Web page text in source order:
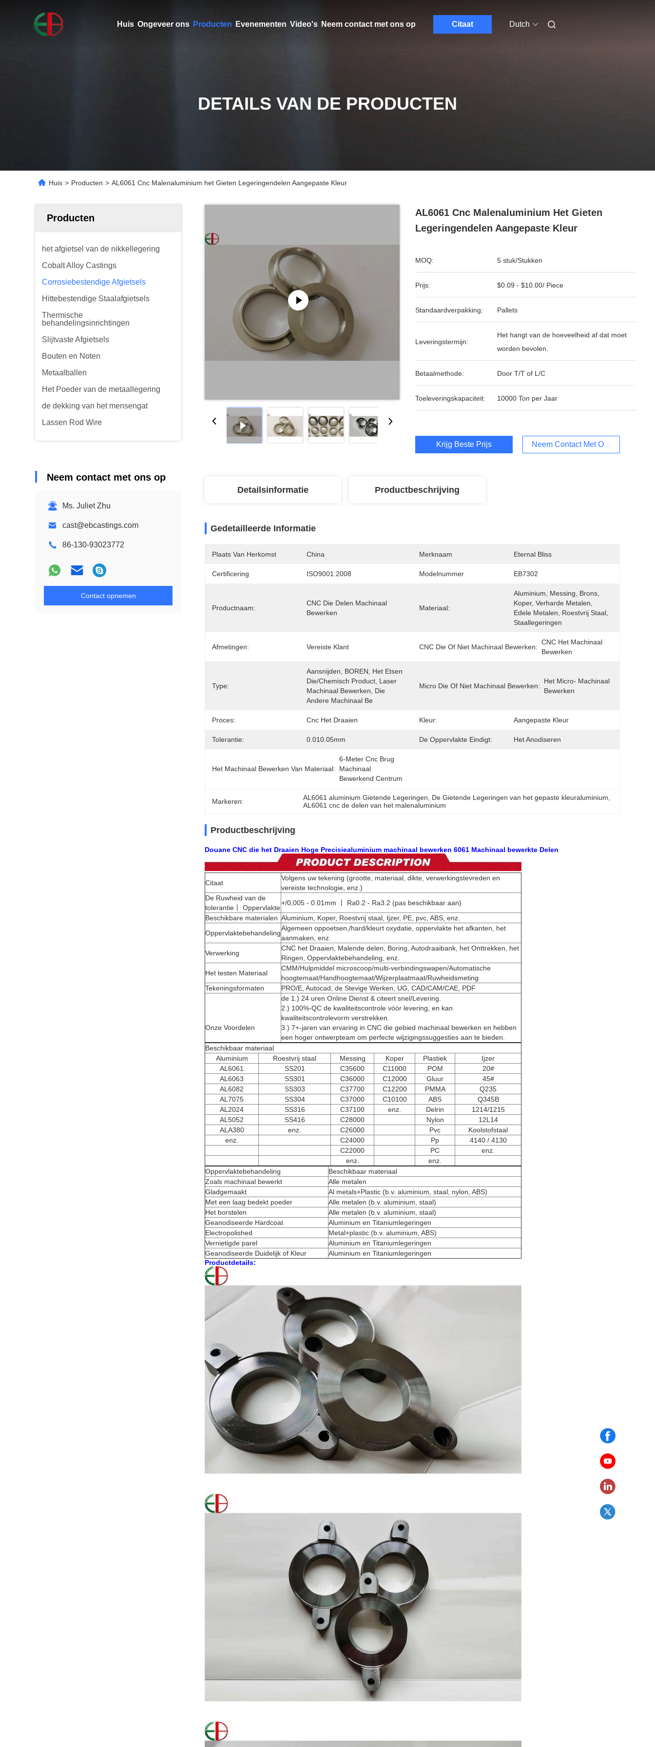
Huis Ongeveer ons Producten Evenementen Video's Neem contact met ons op Citaat Dutch
DETAILS VAN DE PRODUCTEN
Huis > Producten > AL6061 Cnc Malenaluminium het Gieten Legeringendelen Aangepaste Kleur
Producten
het afgietsel van de nikkellegering
Cobalt Alloy Castings
Corrosiebestendige Afgietsels
Hittebestendige Staalafgietsels
Thermische
behandelingsinrichtingen
Slijtvaste Afgietsels
Bouten en Noten
Metaalballen
Het Poeder van de metaallegering
de dekking van het mensengat
Lassen Rod Wire
Neem contact met ons op
Ms. Juliet Zhu
cast@ebcastings.com
86-130-93023772
Contact opnemen
AL6061 Cnc Malenaluminium Het Gieten
Legeringendelen Aangepaste Kleur
MOQ: 5 stuk/Stukken
Prijs: $0.09 - $10.00/ Piece
Standaardverpakking: Pallets
Leveringstermijn:
Het hangt van de hoeveelheid af dat moet
worden bevolen.
Betaalmethode: Door T/T of L/C
Toeleveringskapaciteit: 10000 Ton per Jaar
Krijg Beste Prijs Neem Contact Met Ons Op
Detailsinformatie Productbeschrijving
Gedetailleerde Informatie
Plaats Van Herkomst China Merknaam Eternal Bliss
Certificering ISO9001:2008 Modelnummer EB7302
Productnaam:
CNC Die Delen Machinaal
Bewerken
Materiaal:
Aluminium, Messing, Brons,
Koper, Verharde Metalen,
Edele Metalen, Roestvrij Staal,
Staallegeringen
Afmetingen: Vereiste Klant CNC Die Of Niet Machinaal Bewerken:
CNC Het Machinaal
Bewerken
Type:
Aansnijden, BOREN, Het Etsen
Die/Chemisch Product, Laser
Machinaal Bewerken, Die
Andere Machinaal Be
Micro Die Of Niet Machinaal Bewerken:
Het Micro- Machinaal
Bewerken
Proces: Cnc Het Draaien Kleur: Aangepaste Kleur
Tolerantie: 0.010.05mm De Oppervlakte Eindigt: Het Anodiseren
Het Machinaal Bewerken Van Materiaal:
6-Meter Cnc Brug
Machinaal
Bewerkend Centrum
Markeren: AL6061 aluminium Gietende Legeringen De Gietende Legeringen van het gepaste kleuraluminium
AL6061 cnc de delen van het malenaluminium
Productbeschrijving
Douane CNC die het Draaien Hoge Precisiealuminium machinaal bewerken 6061 Machinaal bewerkte Delen
Citaat
Volgens uw tekening (grootte, materiaal, dikte, verwerkingstevreden en
vereiste technologie, enz.)
De Ruwheid van de
tolerantie丨 Oppervlakte
+/0,005 - 0.01mm 丨 Ra0.2 - Ra3.2 (pas beschikbaar aan)
Beschikbare materialen Aluminium, Koper, Roestvrij staal, Ijzer, PE, pvc, ABS, enz.
Oppervlaktebehandeling
Algemeen oppoetsen,/hard/kleurt oxydatie, oppervlakte het afkanten, het
aanmaken, enz.
Verwerking
CNC het Draaien, Malende delen, Boring, Autodraaibank, het Onttrekken, het
Ringen, Oppervlaktebehandeling, enz.
Het testen Materiaal
CMM/Hulpmiddel microscoop/multi-verbindingswapen/Automatische
hoogtemaat/Handhoogtemaat/Wijzerplaatmaat/Ruwheidsmeting
Tekeningsformaten
PRO/E, Autocad, de Stevige Werken, UG, CAD/CAM/CAE, PDF
Onze Voordelen
de 1.) 24 uren Online Dienst & citeert snel/Levering.
2.) 100%-QC de kwaliteitscontrole vóór levering, en kan
kwaliteitscontrolevorm verstrekken.
3.) 7+-jaren van ervaring in CNC die gebied machinaal bewerken en hebben
een hoger ontwerpteam om perfecte wijzigingssuggesties aan te bieden.
Beschikbaar materiaal
Aluminium
Roestvrij staal Messing Koper Plastiek
Ijzer
AL6061
SS201 C35600 C11000 POM
20#
AL6063
SS301 C36000 C12000 Gluur
45#
AL6082
SS303 C37700 C12200 PMMA
Q235
AL7075
SS304 C37000 C10100 ABS
Q345B
AL2024
SS316 C37100 enz. Delrin
1214/1215
AL5052
SS416 C28000 Nylon
12L14
ALA380
enz. C26000 Pvc
Koolstofstaal
enz.
C24000 Pp
4140 / 4130
C22000
PC
enz.
enz.
enz.
Oppervlaktebehandeling
Beschikbaar materiaal
Zoals machinaal bewerkt
Alle metalen
Gladgemaakt
Al metals+Plastic (b.v. aluminium, staal, nylon, ABS)
Met een laag bedekt poeder
Alle metalen (b.v. aluminium, staal)
Het borstelen
Alle metalen (b.v. aluminium, staal)
Geanodiseerde Hardcoat
Aluminium en Titaniumlegeringen
Electropolished
Metal+plastic (b.v. aluminium, ABS)
Vernietigde parel
Aluminium en Titaniumlegeringen
Geanodiseerde Duidelijk of Kleur
Aluminium en Titaniumlegeringen
Productdetails: